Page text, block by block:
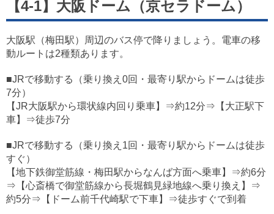
【4-1】大阪ドーム（京セラドーム）
大阪駅（梅田駅）周辺のバス停で降りましょう。電車の移
動ルートは2種類あります。
■JRで移動する（乗り換え0回・最寄り駅からドームは徒歩
7分）
【JR大阪駅から環状線内回り乗車】⇒約12分⇒【大正駅下
車】⇒徒歩7分
■JRで移動する（乗り換え1回・最寄り駅からドームは徒歩
すぐ）
【地下鉄御堂筋線・梅田駅からなんば方面へ乗車】⇒約6分
⇒【心斎橋で御堂筋線から長堀鶴見緑地線へ乗り換え】⇒
約5分⇒【ドーム前千代崎駅で下車】⇒徒歩すぐで到着